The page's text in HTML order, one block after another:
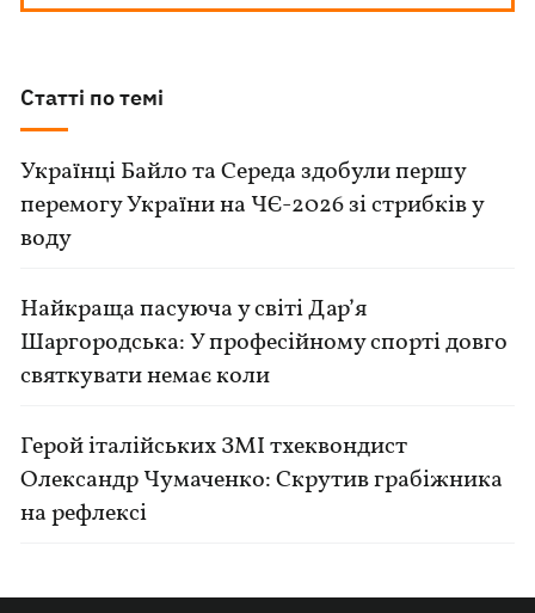
Статті по темі
Українці Байло та Середа здобули першу
перемогу України на ЧЄ-2026 зі стрибків у
воду
Найкраща пасуюча у світі Дар’я
Шаргородська: У професійному спорті довго
святкувати немає коли
Герой італійських ЗМІ тхеквондист
Олександр Чумаченко: Скрутив грабіжника
на рефлексі